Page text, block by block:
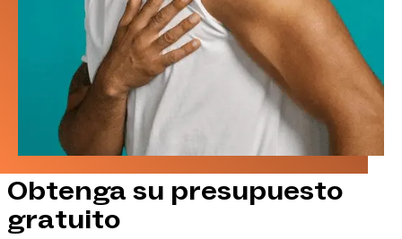
Obtenga su presupuesto
gratuito